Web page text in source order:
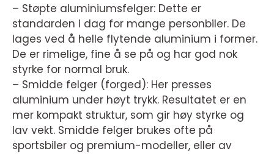
– Støpte aluminiumsfelger: Dette er
standarden i dag for mange personbiler. De
lages ved å helle flytende aluminium i former.
De er rimelige, fine å se på og har god nok
styrke for normal bruk.
– Smidde felger (forged): Her presses
aluminium under høyt trykk. Resultatet er en
mer kompakt struktur, som gir høy styrke og
lav vekt. Smidde felger brukes ofte på
sportsbiler og premium-modeller, eller av